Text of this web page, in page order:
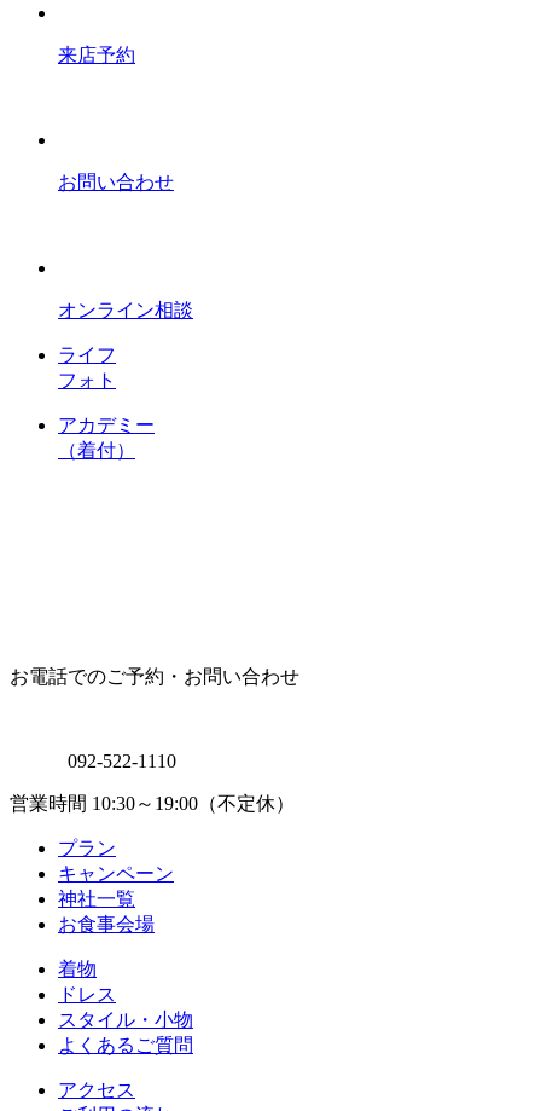
来店予約
お問い合わせ
オンライン相談
ライフ
フォト
アカデミー
（着付）
お電話でのご予約・お問い合わせ
092-522-1110
営業時間 10:30～19:00（不定休）
プラン
キャンペーン
神社一覧
お食事会場
着物
ドレス
スタイル・小物
よくあるご質問
アクセス